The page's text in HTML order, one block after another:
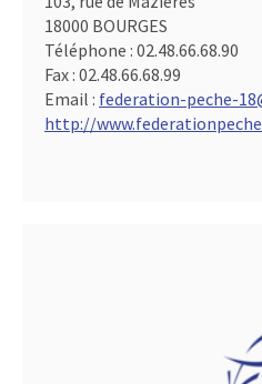
18000 BOURGES
Téléphone : 02.48.66.68.90
Fax : 02.48.66.68.99
Email : federation-peche-
http://